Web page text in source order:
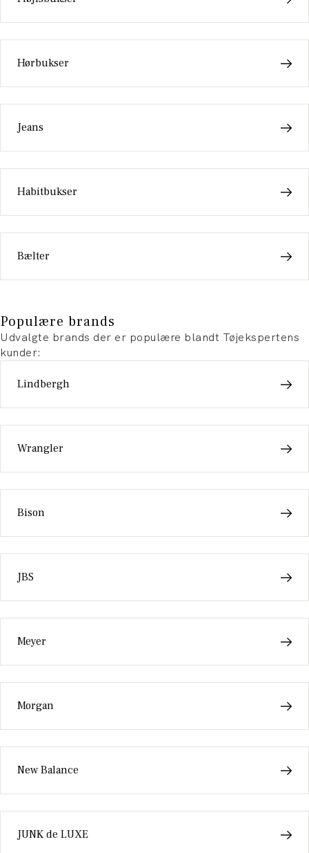
Hørbukser
Jeans
Habitbukser
Bælter
Populære brands
Udvalgte brands der er populære blandt Tøjekspertens
kunder:
Lindbergh
Wrangler
Bison
JBS
Meyer
Morgan
New Balance
JUNK de LUXE